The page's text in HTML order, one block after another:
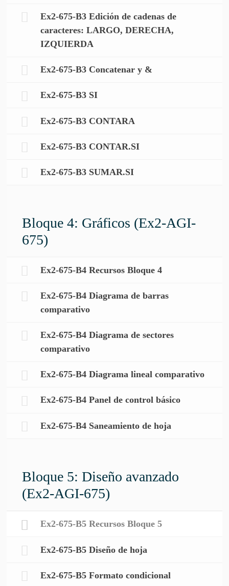
Ex2-675-B3 Edición de cadenas de
caracteres: LARGO, DERECHA,
IZQUIERDA
Ex2-675-B3 Concatenar y &
Ex2-675-B3 SI
Ex2-675-B3 CONTARA
Ex2-675-B3 CONTAR.SI
Ex2-675-B3 SUMAR.SI
Bloque 4: Gráficos (Ex2-AGI-
675)
Ex2-675-B4 Recursos Bloque 4
Ex2-675-B4 Diagrama de barras
comparativo
Ex2-675-B4 Diagrama de sectores
comparativo
Ex2-675-B4 Diagrama lineal comparativo
Ex2-675-B4 Panel de control básico
Ex2-675-B4 Saneamiento de hoja
Bloque 5: Diseño avanzado
(Ex2-AGI-675)
Ex2-675-B5 Recursos Bloque 5
Ex2-675-B5 Diseño de hoja
Ex2-675-B5 Formato condicional